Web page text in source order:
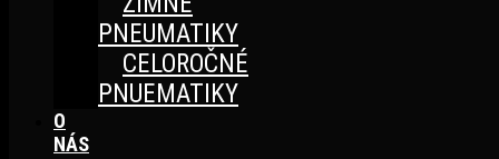
PNEUMATIKY
CELOROČNÉ
PNUEMATIKY
O
NÁS